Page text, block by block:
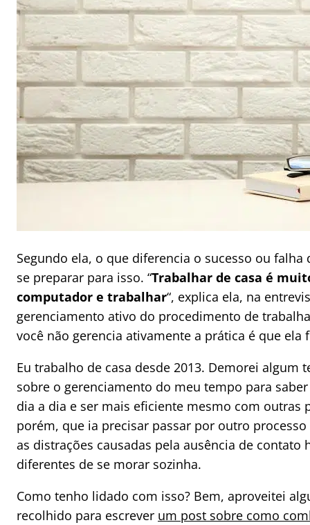
Segundo ela, o que diferencia o sucesso ou
se preparar para isso. “Trabalhar de casa é
computador e trabalhar“, explica ela, na
gerenciamento ativo do procedimento de
você não gerencia ativamente a prática é que ela
Eu trabalho de casa desde 2013. Demorei
sobre o gerenciamento do meu tempo para
dia a dia e ser mais eficiente mesmo com outras
porém, que ia precisar passar por outro
as distrações causadas pela ausência de
diferentes de se morar sozinha.
Como tenho lidado com isso? Bem, aproveitei
recolhido para escrever um post sobre como